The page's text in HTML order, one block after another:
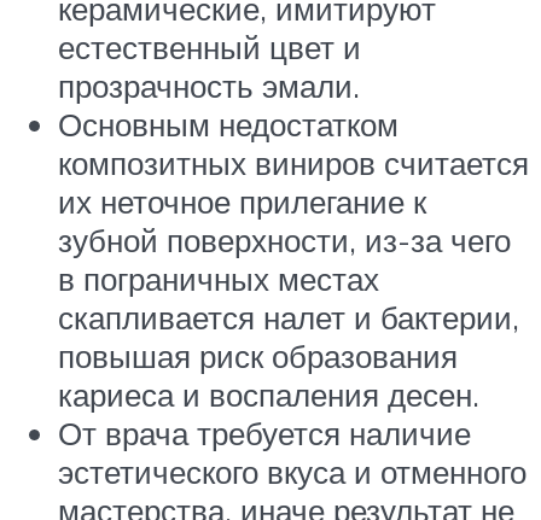
керамические, имитируют
естественный цвет и
прозрачность эмали.
Основным недостатком
композитных виниров считается
их неточное прилегание к
зубной поверхности, из-за чего
в пограничных местах
скапливается налет и бактерии,
повышая риск образования
кариеса и воспаления десен.
От врача требуется наличие
эстетического вкуса и отменного
мастерства, иначе результат не